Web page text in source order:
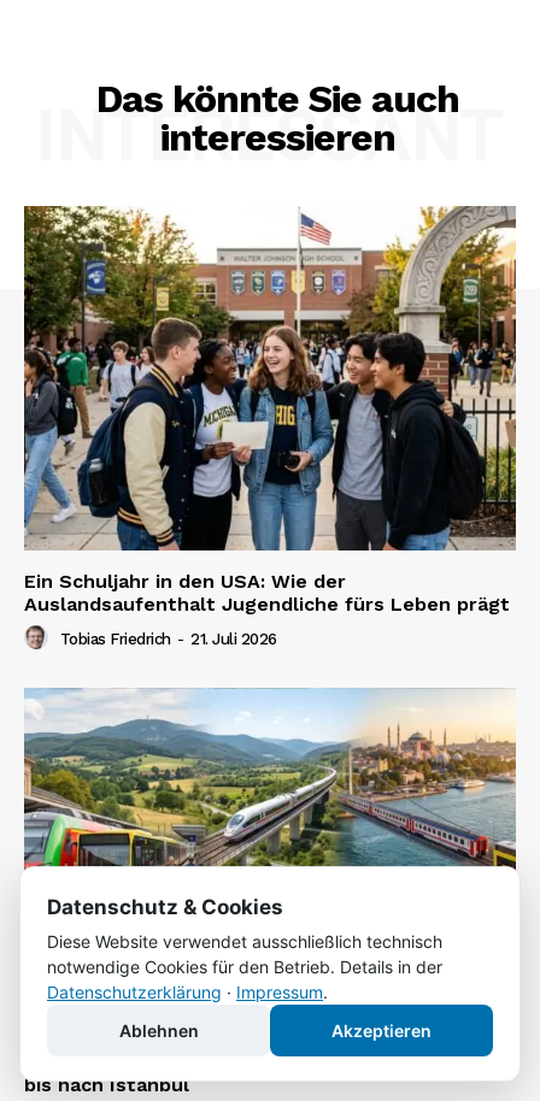
Das könnte Sie auch
interessieren
INTERESSANT
Ein Schuljahr in den USA: Wie der
Auslandsaufenthalt Jugendliche fürs Leben prägt
Tobias Friedrich - 21. Juli 2026
Grenzenlos mobil: Mit Bus und Bahn von Dortmund
bis nach Istanbul
Datenschutz & Cookies
Diese Website verwendet ausschließlich technisch
notwendige Cookies für den Betrieb. Details in der
Datenschutzerklärung · Impressum.
Ablehnen
Akzeptieren